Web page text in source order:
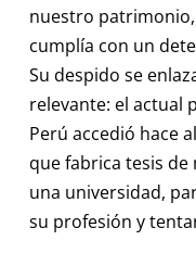
nuestro
cumplía con un
Su despido se
relevante: el actual
Perú accedió hace
que fabrica tesis
una universidad,
su profesión y